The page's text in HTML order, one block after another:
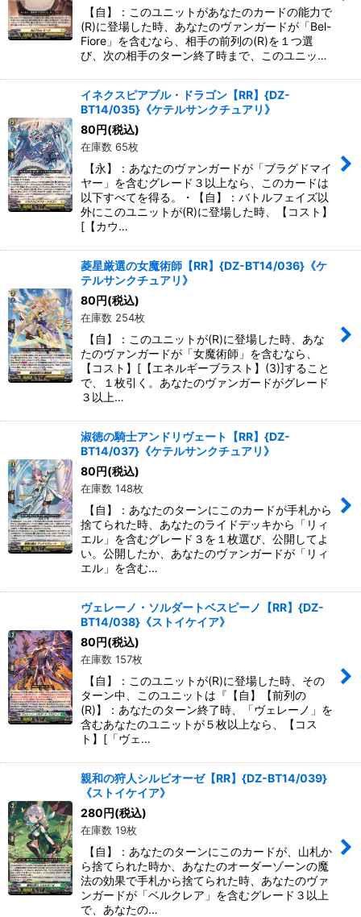
【自】：このユニットがあなたのカードの能力で
(R)に登場した時、あなたのヴァンガードが「Bel-
Fiore」を含むなら、相手の前列の(R)を１つ選
び、次の相手のターン終了時まで、このユニッ…
イネクスピアブル・ドラゴン【RR】{DZ-
BT14/035}《ケテルサンクチュアリ》
80円(税込)
在庫数 65枚
【永】：あなたのヴァンガードが「ブラグドマイ
ヤー」を含むグレード３以上なら、このカードは
以下すべてを得る。・【自】：バトルフェイズ以
外にこのユニットが(R)に登場した時、【コスト】
[【カウ…
菱星厳選の女魔術師【RR】{DZ-BT14/036}《ケ
テルサンクチュアリ》
80円(税込)
在庫数 254枚
【自】：このユニットが(R)に登場した時、あな
たのヴァンガードが「女魔術師」を含むなら、
【コスト】[【エネルギーブラスト】(3)]すること
で、１枚引く。あなたのヴァンガードがグレード
３以上…
淑徳の騎士アンドリヴェート【RR】{DZ-
BT14/037}《ケテルサンクチュアリ》
80円(税込)
在庫数 148枚
【自】：あなたのターンにこのカードが手札から
捨てられた時、あなたのライドデッキから「リィ
エル」を含むグレード３を１枚選び、公開してよ
い。公開したか、あなたのヴァンガードが「リィ
エル」を含む…
ヴェレーノ・ソルダートベスピーノ【RR】{DZ-
BT14/038}《ストイケイア》
80円(税込)
在庫数 157枚
【自】：このユニットが(R)に登場した時、その
ターン中、このユニットは『【自】【前列の
(R)】：あなたのターン終了時、「ヴェレーノ」を
含むあなたのユニットが５枚以上なら、【コス
ト】[「ヴェ…
親和の狩人シルビオーゼ【RR】{DZ-BT14/039}
《ストイケイア》
280円(税込)
在庫数 19枚
【自】：あなたのターンにこのカードが、山札か
ら捨てられた時か、あなたのオーダーゾーンの魔
法の効果で手札から捨てられた時、あなたのヴァ
ンガードが「ベルクレア」を含むグレード３以上
で、あなたの…